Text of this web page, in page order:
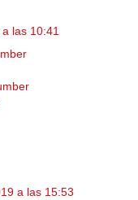
las 10:41
a las 15:53